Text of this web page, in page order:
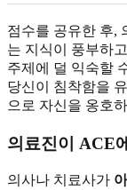
점수를 공유한 후,
는 지식이 풍부하
주제에 덜 익숙할
당신이 침착함을
으로 자신을 옹호
의료진이 ACE
의사나 치료사가